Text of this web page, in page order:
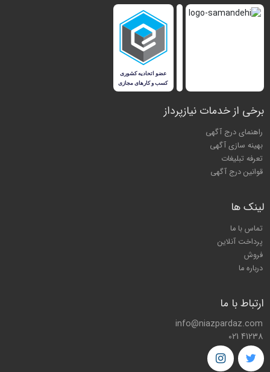
برخی از خدمات نیازپرداز
راهنمای درج آگهی
بهینه سازی آگهی
تعرفه تبلیغات
قوانین درج آگهی
لینک ها
تماس با ما
پرداخت آنلاین
فروش
درباره ما
ارتباط با ما
info@niazpardaz.com
021 41238